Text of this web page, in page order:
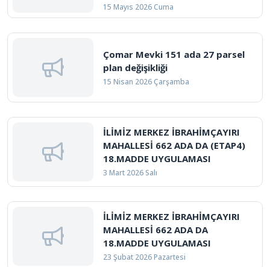
15 Mayıs 2026 Cuma
Çomar Mevki 151 ada 27 parsel
plan değişikliği
15 Nisan 2026 Çarşamba
İLİMİZ MERKEZ İBRAHİMÇAYIRI
MAHALLESİ 662 ADA DA (ETAP4)
18.MADDE UYGULAMASI
3 Mart 2026 Salı
İLİMİZ MERKEZ İBRAHİMÇAYIRI
MAHALLESİ 662 ADA DA
18.MADDE UYGULAMASI
23 Şubat 2026 Pazartesi